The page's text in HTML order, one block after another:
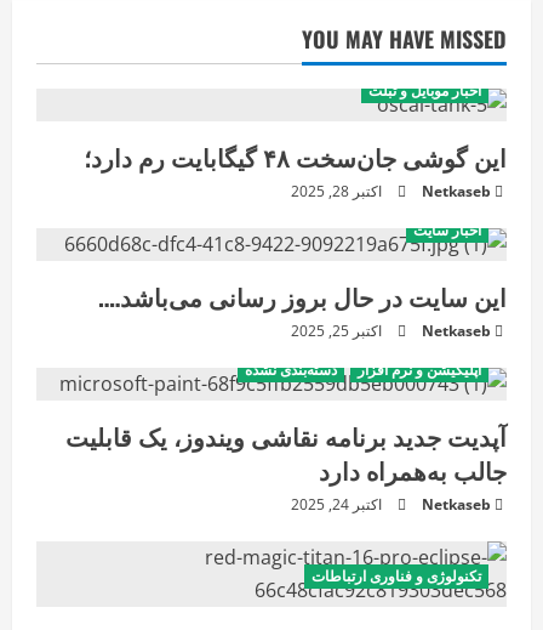
YOU MAY HAVE MISSED
اخبار موبایل و تبلت
این گوشی جان‌سخت ۴۸ گیگابایت رم دارد؛
Netkaseb
اکتبر 28, 2025
اخبار سایت
این سایت در حال بروز رسانی می‌باشد….
Netkaseb
اکتبر 25, 2025
اپلیکیشن و نرم افزار
دسته‌بندی نشده
آپدیت جدید برنامه نقاشی ویندوز، یک قابلیت
جالب به‌همراه دارد
Netkaseb اکتبر 24, 2025
تکنولوژی و فناوری ارتباطات